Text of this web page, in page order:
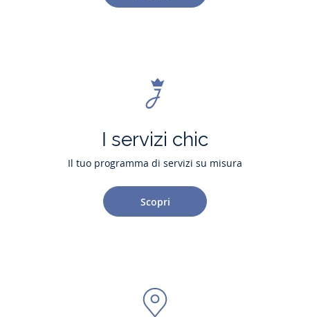
I servizi chic
Il tuo programma di servizi su misura
Scopri